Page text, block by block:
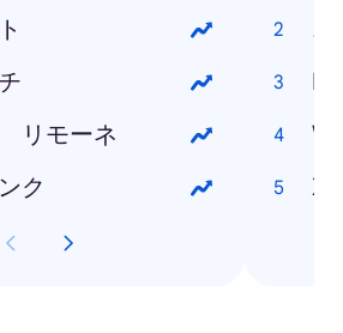
リモーネ
ク
ニ